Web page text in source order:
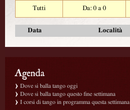
Tutti
Da: 0 a 0
Data Località
Dove si balla tango oggi
Dove si balla tango questo fine settimana
I corsi di tango in programma questa settimana